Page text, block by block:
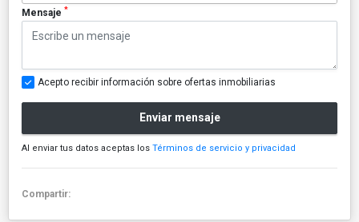
Mensaje *
Acepto recibir información sobre ofertas inmobiliarias
Enviar mensaje
Al enviar tus datos aceptas los Términos de servicio y privacidad
Compartir: